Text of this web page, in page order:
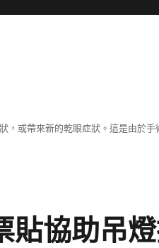
，或帶來新的乾眼症狀。這是由於
貼協助吊